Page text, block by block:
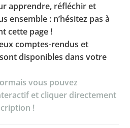
de recrutement
scolaires
tables rondes
publiés
Culture
apprendre, réfléchir et
ensemble : n’hésitez pas à
cette page !
comptes-rendus et
disponibles dans votre
vous pouvez
et cliquer directement
!